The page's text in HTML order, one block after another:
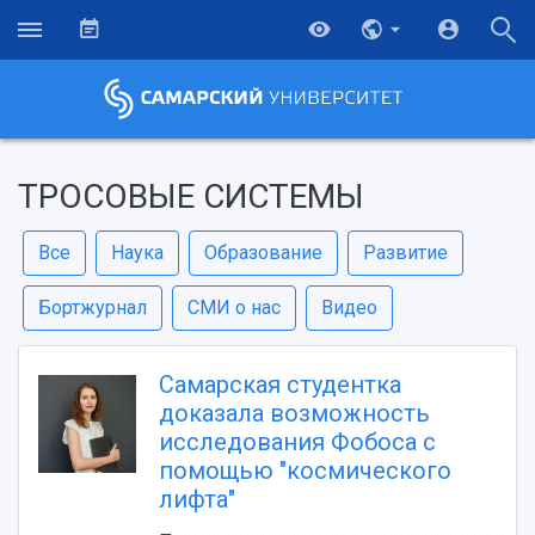
ТРОСОВЫЕ СИСТЕМЫ
Все Наука Образование Развитие
Бортжурнал СМИ о нас Видео
Самарская студентка
доказала возможность
исследования Фобоса с
помощью "космического
лифта"